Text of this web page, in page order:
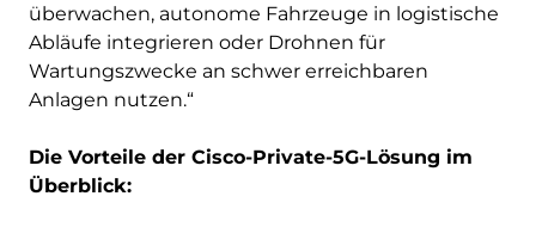
überwachen, autonome Fahrzeuge in logistische
Abläufe integrieren oder Drohnen für
Wartungszwecke an schwer erreichbaren
Anlagen nutzen.“
Die Vorteile der Cisco-Private-5G-Lösung im
Überblick: